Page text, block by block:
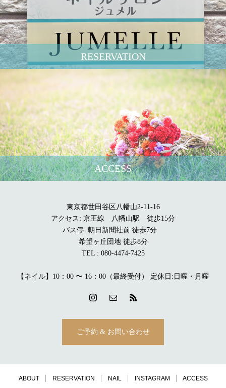
RESERVATION
ACCESS
東京都世田谷区八幡山2-11-16
アクセス: 京王線 八幡山駅 徒歩15分
バス停 :朝日新聞社前 徒歩7分
希望ヶ丘団地 徒歩8分
TEL : 080-4474-7425
【ネイル】10：00 〜 16：00（最終受付） 定休日:日曜・月曜
ご予約 & お問い合わせ
ABOUT RESERVATION NAIL INSTAGRAM ACCESS